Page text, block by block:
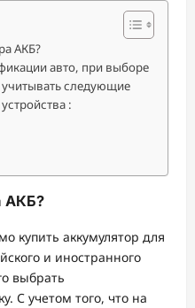
АКБ?
авто, при выборе
следующие
:
АКБ?
купить аккумулятор для
и иностранного
выбрать
С учетом того, что на